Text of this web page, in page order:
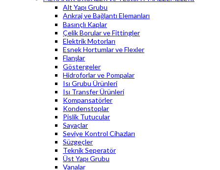
Alt Yapı Grubu
Ankraj ve Bağlantı Elemanları
Basınçlı Kaplar
Çelik Borular ve Fittingler
Elektrik Motorları
Esnek Hortumlar ve Flexler
Flanşlar
Göstergeler
Hidroforlar ve Pompalar
Isı Grubu Ürünleri
Isı Transfer Ürünleri
Kompansatörler
Kondenstoplar
Pislik Tutucular
Sayaçlar
Seviye Kontrol Cihazları
Süzgeçler
Teknik Seperatör
Üst Yapı Grubu
Vanalar